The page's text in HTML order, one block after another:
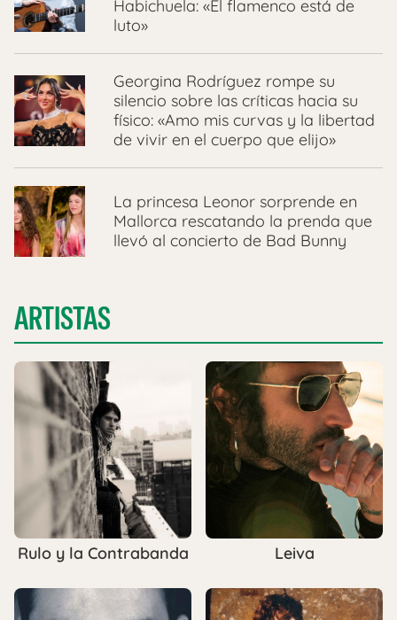
Habichuela: «El flamenco está de
luto»
Georgina Rodríguez rompe su
silencio sobre las críticas hacia su
físico: «Amo mis curvas y la libertad
de vivir en el cuerpo que elijo»
La princesa Leonor sorprende en
Mallorca rescatando la prenda que
llevó al concierto de Bad Bunny
ARTISTAS
Rulo y la Contrabanda Leiva